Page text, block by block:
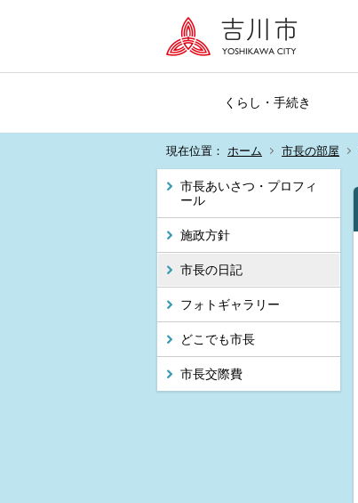
くらし・手続き
現在位置： ホーム 市長の部屋
市長あいさつ・プロフィ
ール
施政方針
市長の日記
フォトギャラリー
どこでも市長
市長交際費